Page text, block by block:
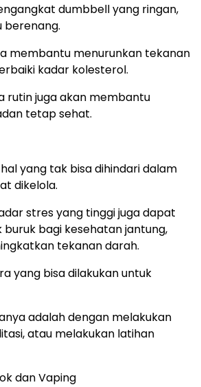
dumbbell yang ringan,
berenang.
membantu menurunkan tekanan
kadar kolesterol.
rutin juga akan membantu
tetap sehat.
yang tak bisa dihindari dalam
dikelola.
stres yang tinggi juga dapat
bagi kesehatan jantung,
tekanan darah.
yang bisa dilakukan untuk
adalah dengan melakukan
atau melakukan latihan
dan Vaping